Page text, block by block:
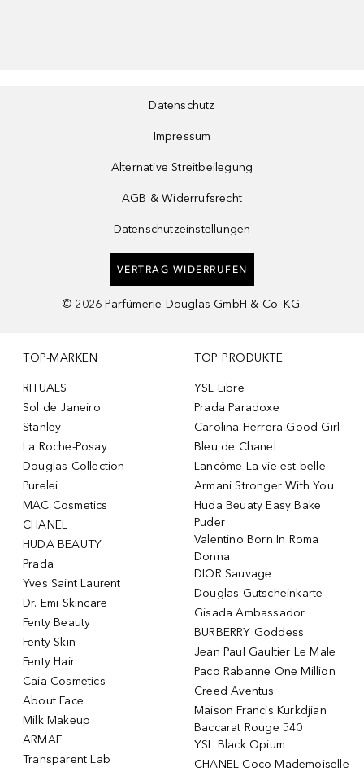
Datenschutz
Impressum
Alternative Streitbeilegung
AGB & Widerrufsrecht
Datenschutzeinstellungen
VERTRAG WIDERRUFEN
© 2026 Parfümerie Douglas GmbH & Co. KG.
TOP-MARKEN
RITUALS
Sol de Janeiro
Stanley
La Roche-Posay
Douglas Collection
Purelei
MAC Cosmetics
CHANEL
HUDA BEAUTY
Prada
Yves Saint Laurent
Dr. Emi Skincare
Fenty Beauty
Fenty Skin
Fenty Hair
Caia Cosmetics
About Face
Milk Makeup
ARMAF
Transparent Lab
TOP PRODUKTE
YSL Libre
Prada Paradoxe
Carolina Herrera Good Girl
Bleu de Chanel
Lancôme La vie est belle
Armani Stronger With You
Huda Beuaty Easy Bake
Puder
Valentino Born In Roma
Donna
DIOR Sauvage
Douglas Gutscheinkarte
Gisada Ambassador
BURBERRY Goddess
Jean Paul Gaultier Le Male
Paco Rabanne One Million
Creed Aventus
Maison Francis Kurkdjian
Baccarat Rouge 540
YSL Black Opium
CHANEL Coco Mademoiselle